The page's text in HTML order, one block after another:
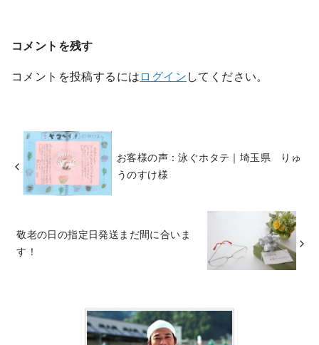
コメントを残す
コメントを投稿するにはログインしてください。
お客様の声：泳ぐホタテ｜埼玉県 りゅ
うのすけ様
敬老の日の指定日発送まだ間に合いま
す！